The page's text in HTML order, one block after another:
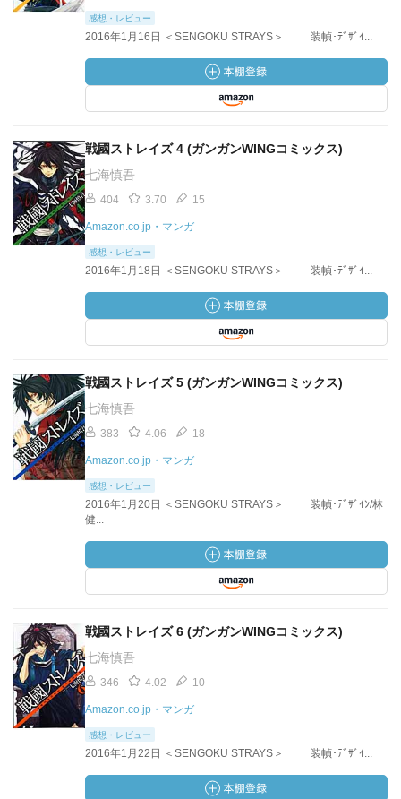
感想・レビュー
2016年1月16日 ＜SENGOKU STRAYS＞ 装幀･ﾃﾞｻﾞｲ...
戦國ストレイズ 4 (ガンガンWINGコミックス)
七海慎吾
404 3.70 15
Amazon.co.jp・マンガ
感想・レビュー
2016年1月18日 ＜SENGOKU STRAYS＞ 装幀･ﾃﾞｻﾞｲ...
戦國ストレイズ 5 (ガンガンWINGコミックス)
七海慎吾
383 4.06 18
Amazon.co.jp・マンガ
感想・レビュー
2016年1月20日 ＜SENGOKU STRAYS＞ 装幀･ﾃﾞｻﾞｲﾝ/林
健...
戦國ストレイズ 6 (ガンガンWINGコミックス)
七海慎吾
346 4.02 10
Amazon.co.jp・マンガ
感想・レビュー
2016年1月22日 ＜SENGOKU STRAYS＞ 装幀･ﾃﾞｻﾞｲ...